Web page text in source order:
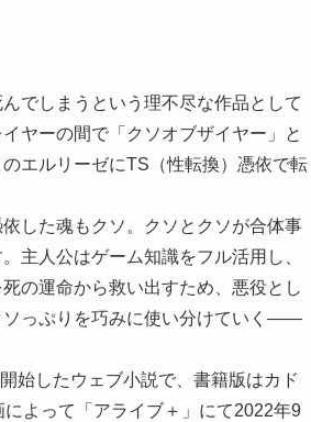
でしまうという理不尽な作品として
ヤーの間で「クソオブザイヤー」と
エルリーゼにTS（性転換）憑依で転
した魂もクソ。クソとクソが合体事
主人公はゲーム知識をフル活用し、
の運命から救い出すため、悪役とし
ソっぷりを巧みに使い分けていく――
始したウェブ小説で、書籍版はカド
よって「アライブ＋」にて2022年9